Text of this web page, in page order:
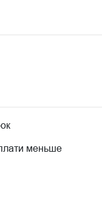
меньше